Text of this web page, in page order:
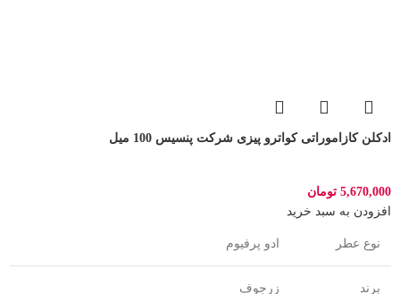
ادکلن کازاموراتی کواترو پیزی شرکت پنسیس 100 میل
5,670,000 تومان
افزودن به سبد خرید
نوع عطر ادو پرفیوم
برند زرجوف